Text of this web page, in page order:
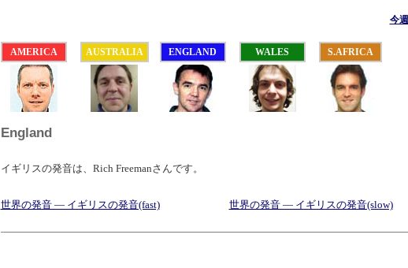
今
AMERICA AUSTRALIA ENGLAND WALES S.AFRICA
England
イギリスの発音は、Rich Freemanさんです。
世界の発音 — イギリスの発音(fast) 世界の発音 — イギリスの発音(slow)